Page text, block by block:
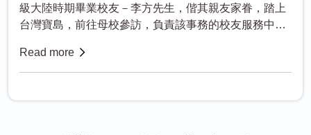
級大陸時期畢業校友－李方先生，偕其親友家眷，踏上
台灣寶島，前往母校參訪，負責該事務的校友服務中心
的大陸時期校史研究，現今得...
Read more